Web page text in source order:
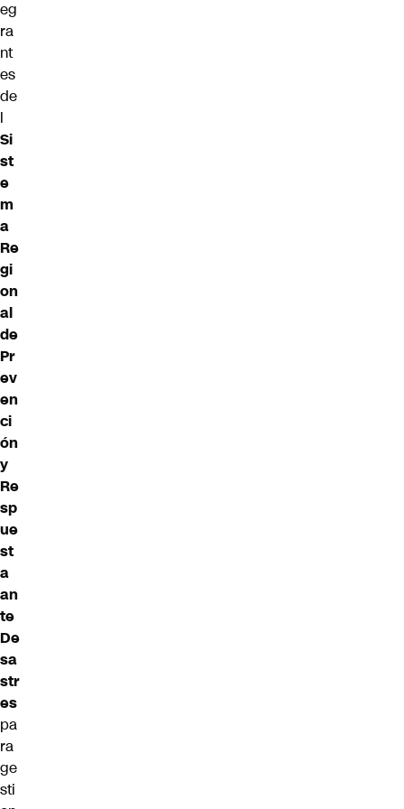
eg
ra
nt
es
de
l
Si
st
e
m
a
Re
gi
on
al
de
Pr
ev
en
ci
ón
y
Re
sp
ue
st
a
an
te
De
sa
str
es
pa
ra
ge
sti